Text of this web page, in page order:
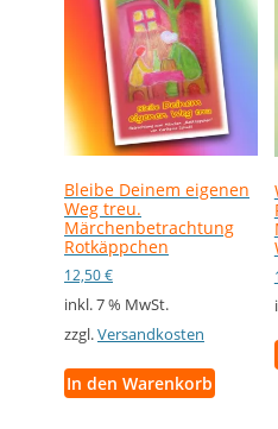
Bleibe Deinem eigenen
Weg treu.
Märchenbetrachtung
Rotkäppchen
12,50€
inkl. 7 % MwSt.
zzgl.Versandkosten
In den Warenkorb